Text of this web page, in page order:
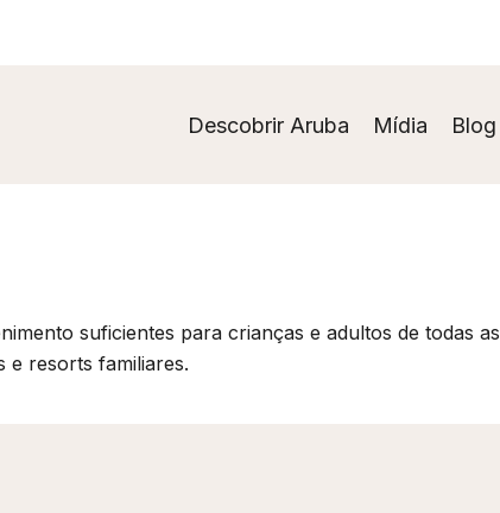
Descobrir Aruba Mídia Blog
suficientes para crianças e adultos de todas as
e resorts familiares.